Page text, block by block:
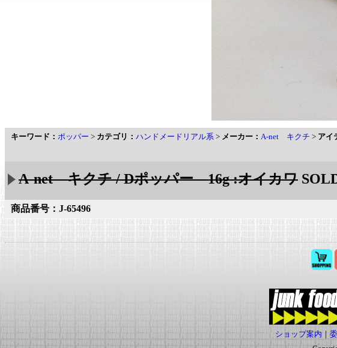
キーワード： ポッパー > カテゴリ： ハンドメードリアル系 > メーカー： A-net キクチ > アイ
A-net キクチ / Dポッパー 16g :オイカワ
商品番号：J-65496
ショップ案内 ｜